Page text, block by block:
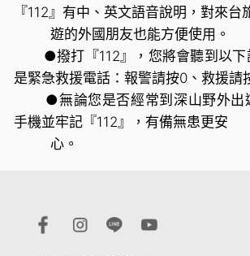
『112』有中、英文語音說明，對來台
遊的外國朋友也能方便使用。
●撥打『112』，您將會聽到以下
是緊急救援電話：報警請按0、救援請
●無論您是否經常到深山野外出
手機並牢記『112』，有備無患更安
心。